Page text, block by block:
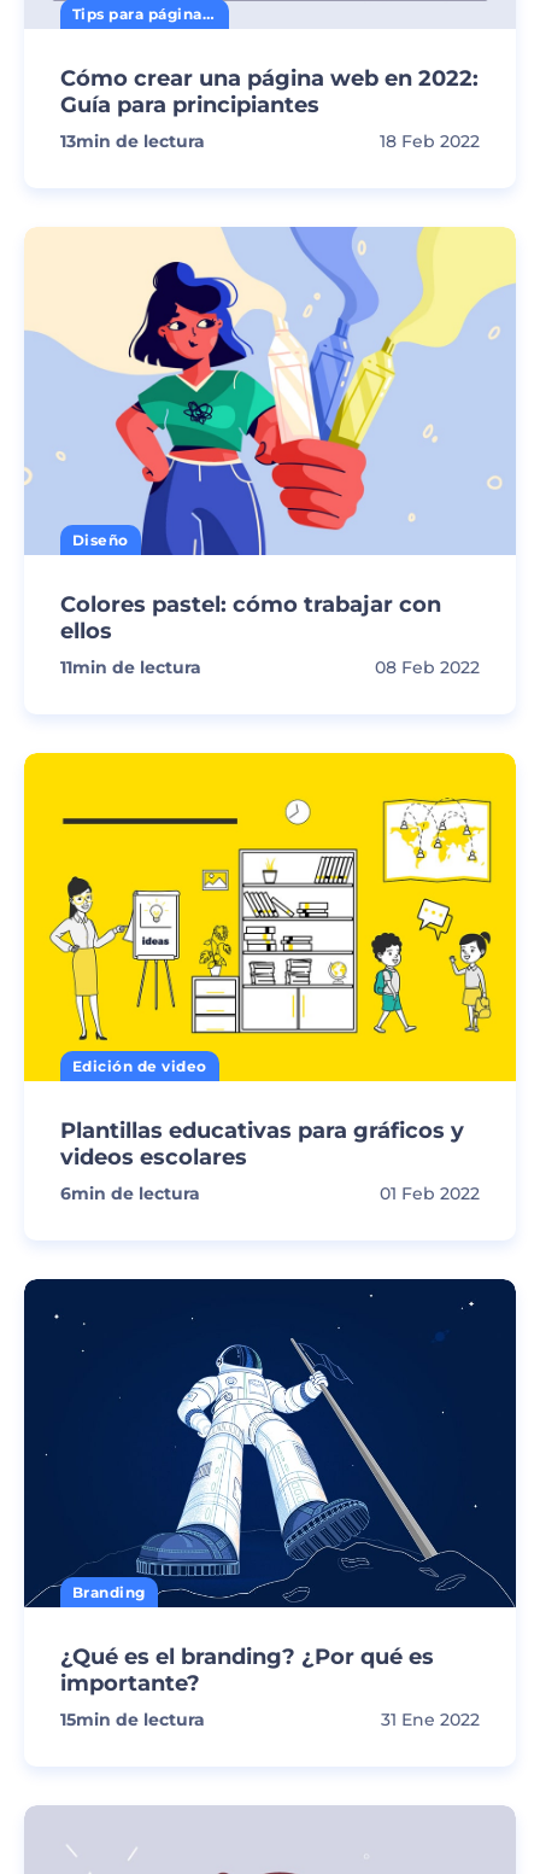
Tips para página web
Cómo crear una página web en 2022:
Guía para principiantes
13min de lectura 18 Feb 2022
Diseño
Colores pastel: cómo trabajar con
ellos
11min de lectura 08 Feb 2022
Edición de video
Plantillas educativas para gráficos y
videos escolares
6min de lectura 01 Feb 2022
Branding
¿Qué es el branding? ¿Por qué es
importante?
15min de lectura 31 Ene 2022